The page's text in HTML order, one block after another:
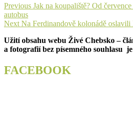
Navigace
pro
příspěvek
Previous Previous
Jak na koupaliště? Od
autobus
Next Next
Na Ferdinandově kolonádě
Užití obsahu webu Živé Chebsko –
a fotografií bez písemného souhlasu
FACEBOOK